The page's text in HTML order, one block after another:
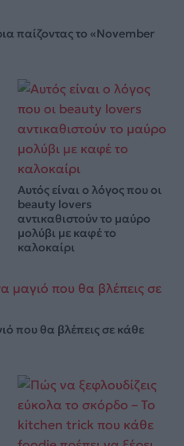
παίζοντας το «November
Αυτός είναι ο λόγος που οι
beauty lovers
αντικαθιστούν το μαύρο
μολύβι με καφέ το
καλοκαίρι
που θα βλέπεις σε κάθε